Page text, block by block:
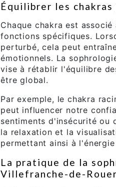
Équilibrer les
Chaque chakra est
fonctions spécifiques.
perturbé, cela peut
émotionnels. La
vise à rétablir l'équilibre
être global.
Par exemple, le chakra
peut influencer notre
sentiments d'insécurité ou
la relaxation et la
permettant ainsi à
La pratique de la
Villefranche-de-